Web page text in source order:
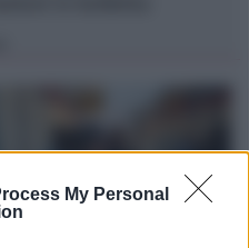
My Personal